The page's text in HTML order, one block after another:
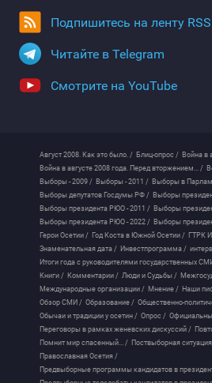
Подпишитесь на ленту RSS
Читайте в Telegram
Смотрите на YouTube
Август 2008. Как это было. / Блиц-опрос / Война в
Война в августе 2008 года. Перед вторжением... /
Выборы - 2009 / Выборы - 2011 / Выборы в
Выборы депутатов Госдумы РФ / Выборы
Выборы президента РЮО - 2011 / Выборы
Выборы президента РЮО - 2022 / Выборы
Герои Осетии / Год Коста в Южной Осетии / ГТРК
Знаменательная дата / Инвестпрограмма /
Итоги года с руководителями государственных
Книги / Комментарии / Люди и Судьбы /
Международные организации / Мнение / Наши
Обзор СМИ / Образование / Общественно-
Обычаи и традиции у осетин / Опрос /
Переговоры в рамках женевских дискуссий /
Помнит мир спасенный... / Поствыборная
Православная Осетия /
Предвыборные программы кандидатов в